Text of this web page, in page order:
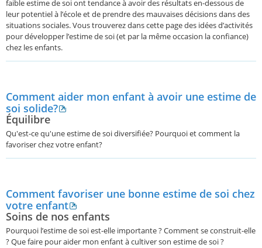
faible estime de soi ont tendance à avoir des résultats en-dessous de
leur potentiel à l’école et de prendre des mauvaises décisions dans des
situations sociales. Vous trouverez dans cette page des idées d’activités
pour développer l’estime de soi (et par la même occasion la confiance)
chez les enfants.
Comment aider mon enfant à avoir une estime de
soi solide?
Équilibre
Qu'est-ce qu'une estime de soi diversifiée? Pourquoi et comment la
favoriser chez votre enfant?
Comment favoriser une bonne estime de soi chez
votre enfant
Soins de nos enfants
Pourquoi l’estime de soi est-elle importante ? Comment se construit-elle
? Que faire pour aider mon enfant à cultiver son estime de soi ?